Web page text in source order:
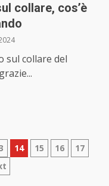
collare, cos’è
sul collare del
14 15 16
17